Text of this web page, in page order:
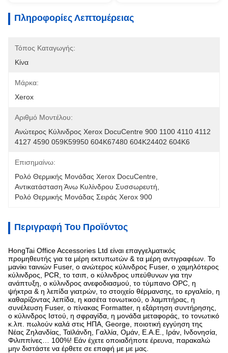
Πληροφορίες Λεπτομέρειας
Τόπος Καταγωγής:
Κίνα
Μάρκα:
Xerox
Αριθμό Μοντέλου:
Ανώτερος Κύλινδρος Xerox DocuCentre 900 1100 4110 4112
4127 4590 059K59950 604K67480 604K24402 604K6
Επισημαίνω:
Ρολό Θερμικής Μονάδας Xerox DocuCentre
Αντικατάσταση Άνω Κυλίνδρου Συσσωρευτή
Ρολό Θερμικής Μονάδας Σειράς Xerox 900
Περιγραφή Του Προϊόντος
HongTai Office Accessories Ltd είναι επαγγελματικός
προμηθευτής για τα μέρη εκτυπωτών & τα μέρη αντιγραφέων. Το
μανίκι ταινιών Fuser, ο ανώτερος κύλινδρος Fuser, ο χαμηλότερος
κύλινδρος, PCR, το τσιπ, ο κύλινδρος υπεύθυνων για την
ανάπτυξη, ο κύλινδρος ανεφοδιασμού, το τύμπανο OPC, η
ψήκτρα & η λεπίδα γιατρών, το στοιχείο θέρμανσης, το εργαλείο, η
καθαρίζοντας λεπίδα, η κασέτα τονωτικού, ο λαμπτήρας, η
συνέλευση Fuser, ο πίνακας Formatter, η εξάρτηση συντήρησης,
ο κύλινδρος Ιστού, η σφραγίδα, η μονάδα μεταφοράς, το τονωτικό
κ.λπ. πωλούν καλά στις ΗΠΑ, George, ποιοτική εγγύηση της
Νέας Ζηλανδίας, Ταϊλάνδη, Γαλλία, Ομάν, Ε.Α.Ε., Ιράν, Ινδονησία,
Φιλιππίνες… 100%! Εάν έχετε οποιαδήποτε έρευνα, παρακαλώ
μην διστάστε να έρθετε σε επαφή με με μας.